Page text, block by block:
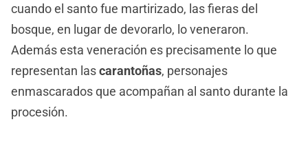
cuando el santo fue martirizado, las fieras del
bosque, en lugar de devorarlo, lo veneraron.
Además esta veneración es precisamente lo que
representan lascarantoñas, personajes
enmascarados que acompañan al santo durante la
procesión.